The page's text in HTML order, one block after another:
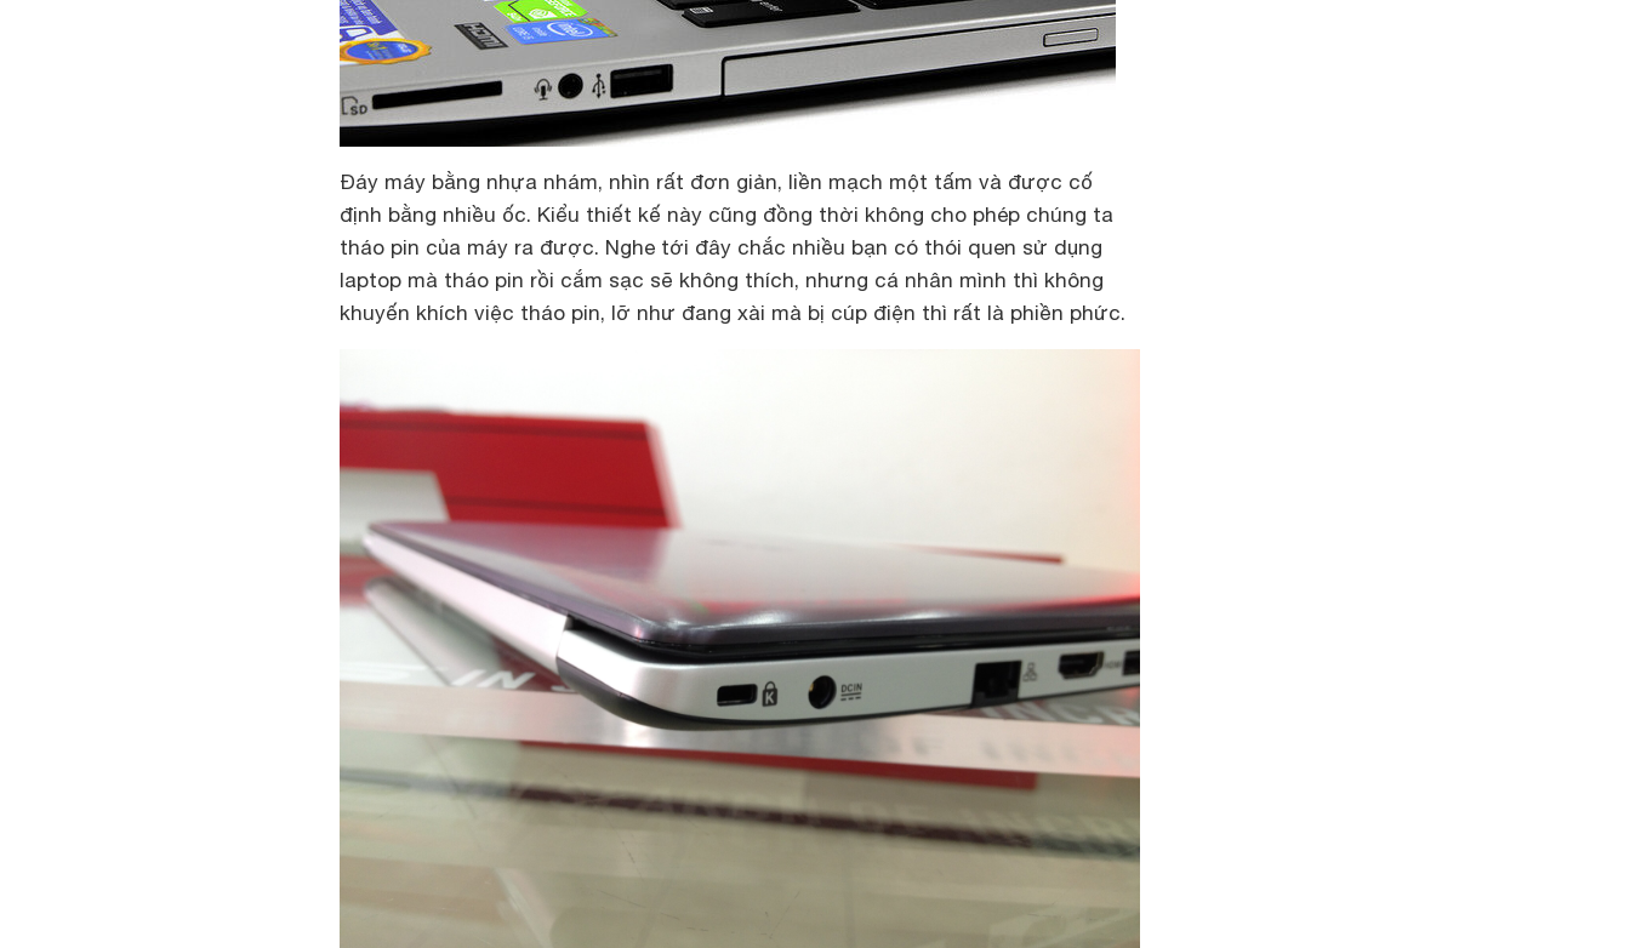
Đáy máy bằng nhựa nhám, nhìn rất đơn giản, liền mạch một tấm và được cố
định bằng nhiều ốc. Kiểu thiết kế này cũng đồng thời không cho phép chúng ta
tháo pin của máy ra được. Nghe tới đây chắc nhiều bạn có thói quen sử dụng
laptop mà tháo pin rồi cắm sạc sẽ không thích, nhưng cá nhân mình thì không
khuyến khích việc tháo pin, lỡ như đang xài mà bị cúp điện thì rất là phiền phức.